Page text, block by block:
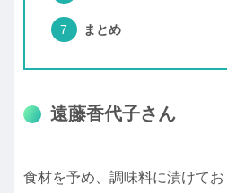
まとめ
遠藤香代子さん
食材を予め、調味料に漬けて